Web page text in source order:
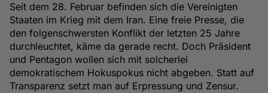
Seit dem 28. Februar befinden sich die Vereinigten
Staaten im Krieg mit dem Iran. Eine freie Presse, die
den folgenschwersten Konflikt der letzten 25 Jahre
durchleuchtet, käme da gerade recht. Doch Präsident
und Pentagon wollen sich mit solcherlei
demokratischem Hokuspokus nicht abgeben. Statt auf
Transparenz setzt man auf Erpressung und Zensur.